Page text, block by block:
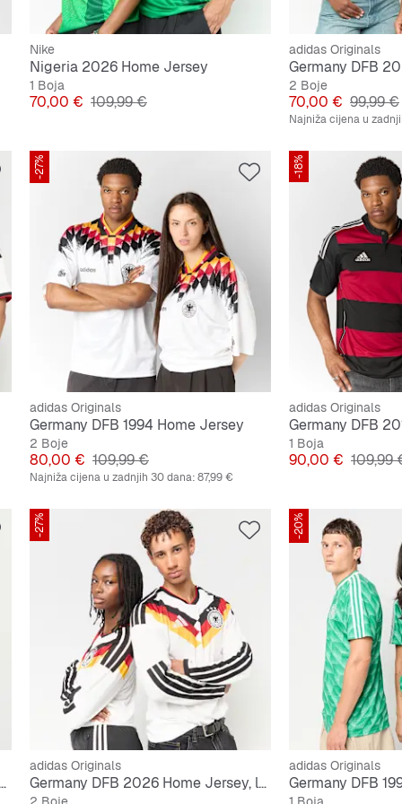
Nike
Nigeria 2026 Home Jersey
1 Boja
Cijena
70,00 € Originalna cijena
109,99 €
adidas Originals
Germany DFB
2 Boje
Cijena
70,00 € 99,99 €
Najniža cijena u
-27%
adidas Originals
Germany DFB 1994 Home Jersey
2 Boje
Cijena
80,00 € Originalna cijena
109,99 €
Najniža cijena u zadnjih 30 dana:87,99 €
-18%
adidas Originals
Germany DFB
1 Boja
Cijena
90,00 € 109,99
Sleeve Soccer Top
-27%
adidas Originals
Germany DFB 2026 Home Jersey, longsleeve
-20%
adidas Originals
Germany DFB